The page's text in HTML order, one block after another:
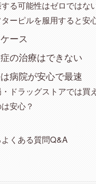
る可能性はゼロではな
ーピルを服用すると安
ース
の治療はできない
病院が安心で最速
ドラッグストアでは買
安心？
くある質問Q&A